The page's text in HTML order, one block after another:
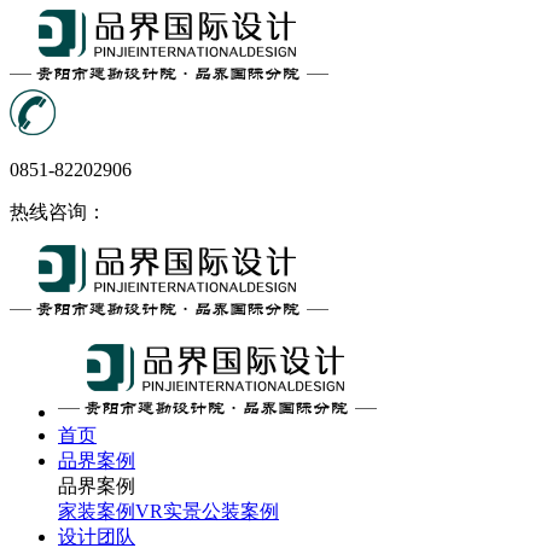
0851-82202906
热线咨询：
首页
品界案例
品界案例
家装案例VR实景公装案例
设计团队